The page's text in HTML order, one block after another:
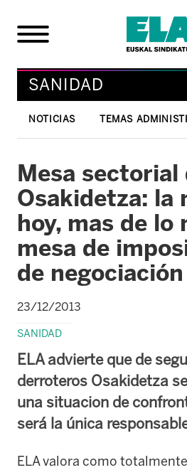
SANIDAD
NOTICIAS TEMAS
Mesa sectorial
Osakidetza: la
hoy, mas de lo
mesa de
de negociación
23/12/2013
SANIDAD
ELA advierte que de
derroteros Osakidetza
una situacion de
será la única
ELA valora como